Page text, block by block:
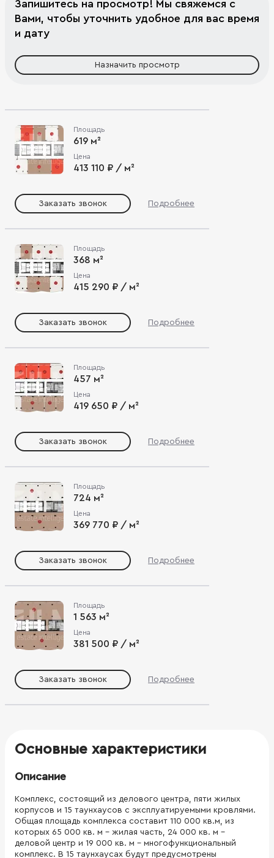
Запишитесь на просмотр! Мы свяжемся с
Вами, чтобы уточнить удобное для вас время
и дату
Назначить просмотр
Площадь
619 м²
Цена
413 110 ₽ / м²
Заказать звонок Подробнее
Площадь
368 м²
Цена
415 290 ₽ / м²
Заказать звонок Подробнее
Площадь
457 м²
Цена
419 650 ₽ / м²
Заказать звонок Подробнее
Площадь
724 м²
Цена
369 770 ₽ / м²
Заказать звонок Подробнее
Площадь
1 563 м²
Цена
381 500 ₽ / м²
Заказать звонок Подробнее
Основные характеристики
Описание
Комплекс, состоящий из делового центра, пяти жилых
корпусов и 15 таунхаусов с эксплуатируемыми кровлями.
Общая площадь комплекса составит 110 000 кв.м, из
которых 65 000 кв. м - жилая часть, 24 000 кв. м –
деловой центр и 19 000 кв. м – многофункциональный
комплекс. В 15 таунхаусах будут предусмотрены